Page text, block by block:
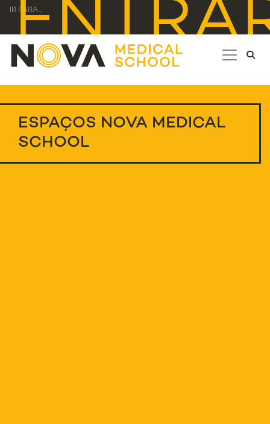
IR PARA...
ESPAÇOS NOVA MEDICAL
SCHOOL